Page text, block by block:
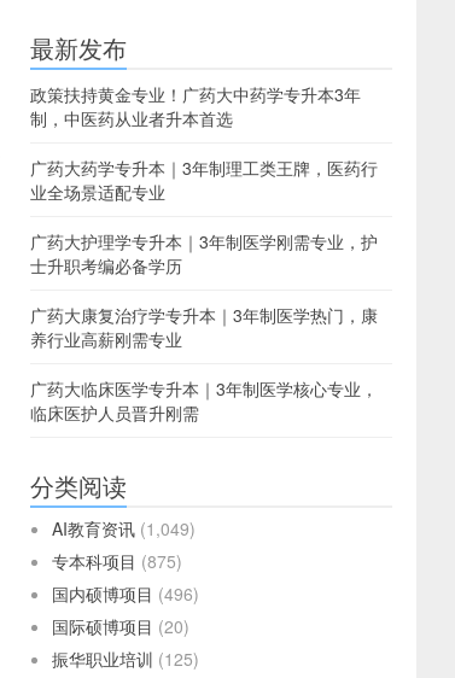
最新发布
政策扶持黄金专业！广药大中药学专升本3年
制，中医药从业者升本首选
广药大药学专升本｜3年制理工类王牌，医药行
业全场景适配专业
广药大护理学专升本｜3年制医学刚需专业，护
士升职考编必备学历
广药大康复治疗学专升本｜3年制医学热门，康
养行业高薪刚需专业
广药大临床医学专升本｜3年制医学核心专业，
临床医护人员晋升刚需
分类阅读
AI教育资讯 (1,049)
专本科项目 (875)
国内硕博项目 (496)
国际硕博项目 (20)
振华职业培训 (125)